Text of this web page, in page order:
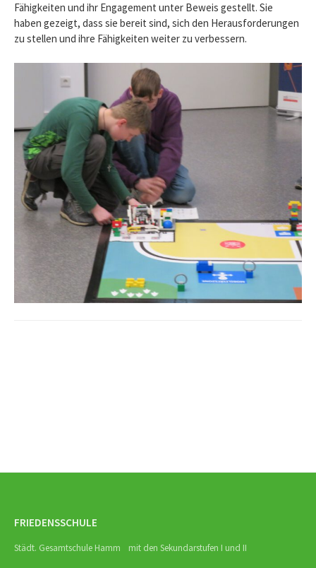
Fähigkeiten und ihr Engagement unter Beweis gestellt. Sie
haben gezeigt, dass sie bereit sind, sich den Herausforderungen
zu stellen und ihre Fähigkeiten weiter zu verbessern.
FRIEDENSSCHULE
Städt. Gesamtschule Hamm mit den Sekundarstufen I und II